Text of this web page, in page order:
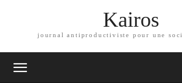
Kairos
journal antiproductiviste pour une